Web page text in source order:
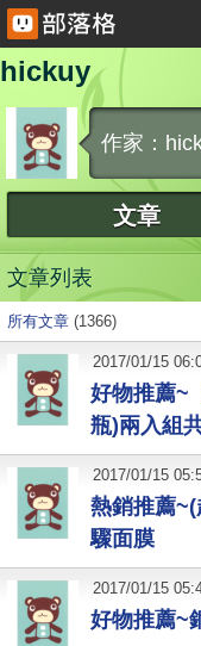
hickuy
作家：
文章
文章列表
所有文章 (1366)
好物推薦~
瓶)兩入組
2017/01/15
熱銷推薦
驟面膜
2017/01/15
好物推薦~
2017/01/15